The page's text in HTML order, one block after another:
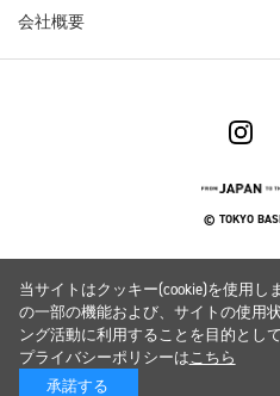
会社概要
© TOKYO
当サイトはクッキー(cookie)を使用し
の一部の機能および、サイトの使用
ング活動に利用することを目的として
プライバシーポリシーはこちら
承諾する